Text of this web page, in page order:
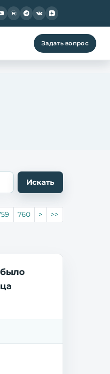
Задать вопрос
760 > >>
было